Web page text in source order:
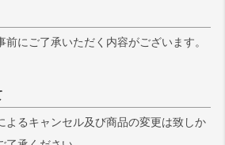
にご了承いただく内容がございます。
よるキャンセル及び商品の変更は致しか